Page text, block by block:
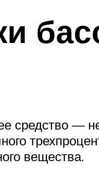
средство —
вещества.